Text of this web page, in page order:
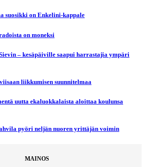
suosikki on Enkelini-kappale
on moneksi
– kesäpäiville saapui harrastajia ympäri
liikkumisen suunnitelmaa
uutta ekaluokkalaista aloittaa koulunsa
pyöri neljän nuoren yrittäjän voimin
MAINOS